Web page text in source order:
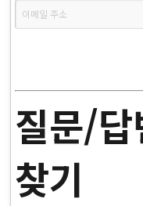
질문/답
찾기